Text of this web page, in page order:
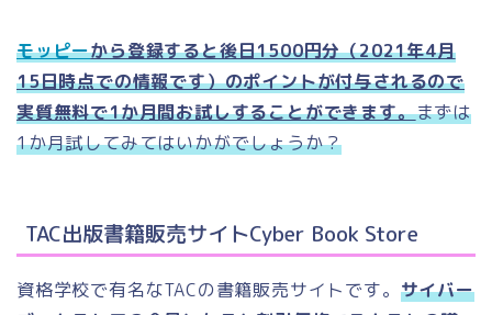
モッピーから登録すると後日1500円分（2021年4月
15日時点での情報です）のポイントが付与されるので
実質無料で1か月間お試しすることができます。まずは
1か月試してみてはいかがでしょうか？
TAC出版書籍販売サイトCyber Book Store
資格学校で有名なTACの書籍販売サイトです。 サイバー